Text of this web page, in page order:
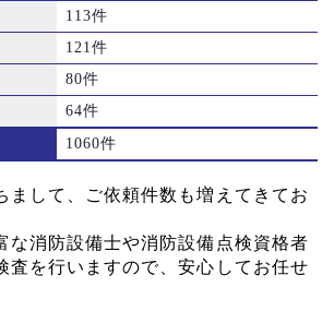
113件
121件
80件
64件
1060件
まして、ご依頼件数も増えてきてお
な消防設備士や消防設備点検資格者
査を行いますので、安心してお任せ